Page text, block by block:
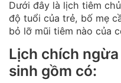
Dưới đây là lịch tiêm
độ tuổi của trẻ, bố mẹ
bỏ lỡ mũi tiêm nào của
Lịch chích
sinh gồm có: